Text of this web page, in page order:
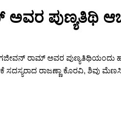
ಅವರ ಪುಣ್ಯತಿಥಿ
ರಾಮ್ ಅವರ ಪುಣ್ಯತಿಥಿಯಂದು
ರಾಜಣ್ಣಾ ಕೊರವಿ, ಶಿವು